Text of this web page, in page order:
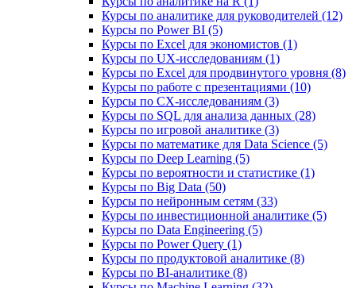
Курсы по аналитике для руководителей (12)
Курсы по Power BI (5)
Курсы по Excel для экономистов (1)
Курсы по UX‑исследованиям (1)
Курсы по Excel для продвинутого уровня (8)
Курсы по работе с презентациями (10)
Курсы по CX-исследованиям (3)
Курсы по SQL для анализа данных (28)
Курсы по игровой аналитике (3)
Курсы по математике для Data Science (5)
Курсы по Deep Learning (5)
Курсы по вероятности и статистике (1)
Курсы по Big Data (50)
Курсы по нейронным сетям (33)
Курсы по инвестиционной аналитике (5)
Курсы по Data Engineering (5)
Курсы по Power Query (1)
Курсы по продуктовой аналитике (8)
Курсы по BI‑аналитике (8)